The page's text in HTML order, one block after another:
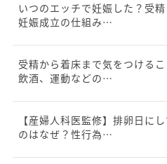
いつのエッチで妊娠した？受
妊娠成立の仕組み…
受精から着床まで気をつける
飲酒、運動などの…
【産婦人科医監修】排卵日に
のはなぜ？性行為…